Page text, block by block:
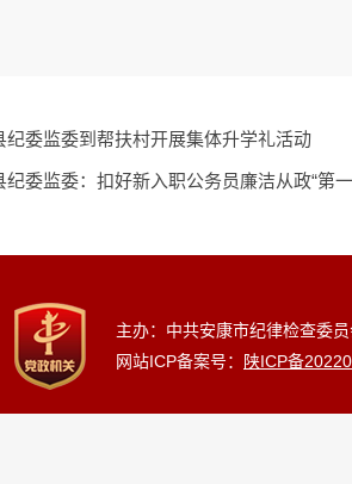
纪委监委到帮扶村开展集体升学礼活动
纪委监委：扣好新入职公务员廉洁从政“第
主办：中共安康市纪律检查委
网站ICP备案号：
陕ICP备